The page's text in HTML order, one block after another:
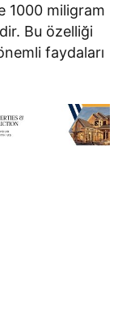
1000 miligram
Bu özelliği
faydaları